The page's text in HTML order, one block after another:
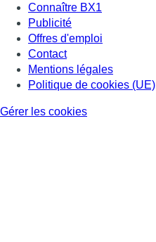
Connaître BX1
Publicité
Offres d'emploi
Contact
Mentions légales
Politique de cookies (UE)
Gérer les cookies